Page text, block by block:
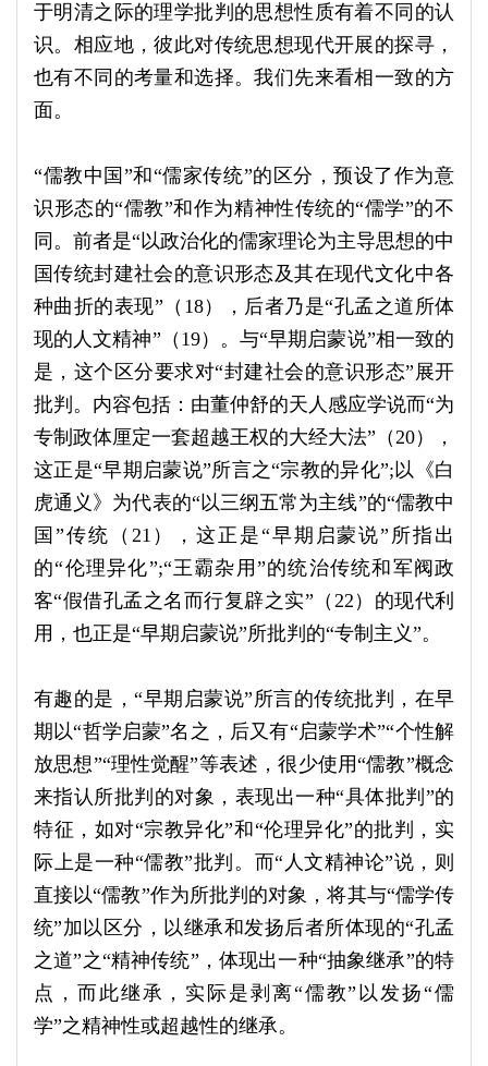
于明清之际的理学批判的思想性质有着不同的认
识。相应地，彼此对传统思想现代开展的探寻，
也有不同的考量和选择。我们先来看相一致的方
面。
“儒教中国”和“儒家传统”的区分，预设了作为意
识形态的“儒教”和作为精神性传统的“儒学”的不
同。前者是“以政治化的儒家理论为主导思想的中
国传统封建社会的意识形态及其在现代文化中各
种曲折的表现”（18），后者乃是“孔孟之道所体
现的人文精神”（19）。与“早期启蒙说”相一致的
是，这个区分要求对“封建社会的意识形态”展开
批判。内容包括：由董仲舒的天人感应学说而“为
专制政体厘定一套超越王权的大经大法”（20），
这正是“早期启蒙说”所言之“宗教的异化”;以《白
虎通义》为代表的“以三纲五常为主线”的“儒教中
国”传统（21），这正是“早期启蒙说”所指出
的“伦理异化”;“王霸杂用”的统治传统和军阀政
客“假借孔孟之名而行复辟之实”（22）的现代利
用，也正是“早期启蒙说”所批判的“专制主义”。
有趣的是，“早期启蒙说”所言的传统批判，在早
期以“哲学启蒙”名之，后又有“启蒙学术”“个性解
放思想”“理性觉醒”等表述，很少使用“儒教”概念
来指认所批判的对象，表现出一种“具体批判”的
特征，如对“宗教异化”和“伦理异化”的批判，实
际上是一种“儒教”批判。而“人文精神论”说，则
直接以“儒教”作为所批判的对象，将其与“儒学传
统”加以区分，以继承和发扬后者所体现的“孔孟
之道”之“精神传统”，体现出一种“抽象继承”的特
点，而此继承，实际是剥离“儒教”以发扬“儒
学”之精神性或超越性的继承。